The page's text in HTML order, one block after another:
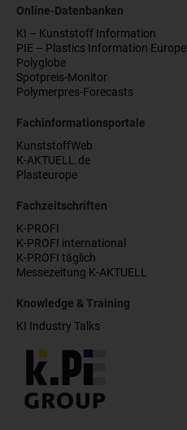
Online-Datenbanken
KI – Kunststoff Information
PIE – Plastics Information Europe
Polyglobe
Spotpreis-Monitor
Polymerpres-Forecasts
Fachinformationsportale
KunststoffWeb
K-AKTUELL.de
Plasteurope
Fachzeitschriften
K-PROFI
K-PROFI international
K-PROFI täglich
Messezeitung K-AKTUELL
Knowledge & Training
KI Industry Talks